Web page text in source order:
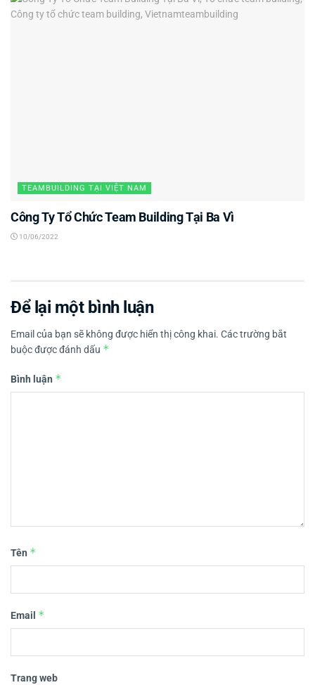
TEAMBUILDING TẠI VIỆT NAM
Công Ty Tổ Chức Team Building Tại Ba Vì
10/06/2022
Để lại một bình luận
Email của bạn sẽ không được hiển thị công khai. Các trường bắt
buộc được đánh dấu *
Bình luận *
Tên *
Email *
Trang web